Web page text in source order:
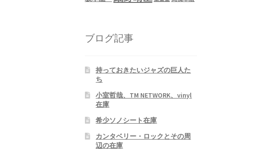
ブログ記事
持っておきたいジャズの巨人た
ち
小室哲哉、TM NETWORK、vinyl
在庫
希少ソノシート在庫
カンタベリー・ロックとその周
辺の在庫